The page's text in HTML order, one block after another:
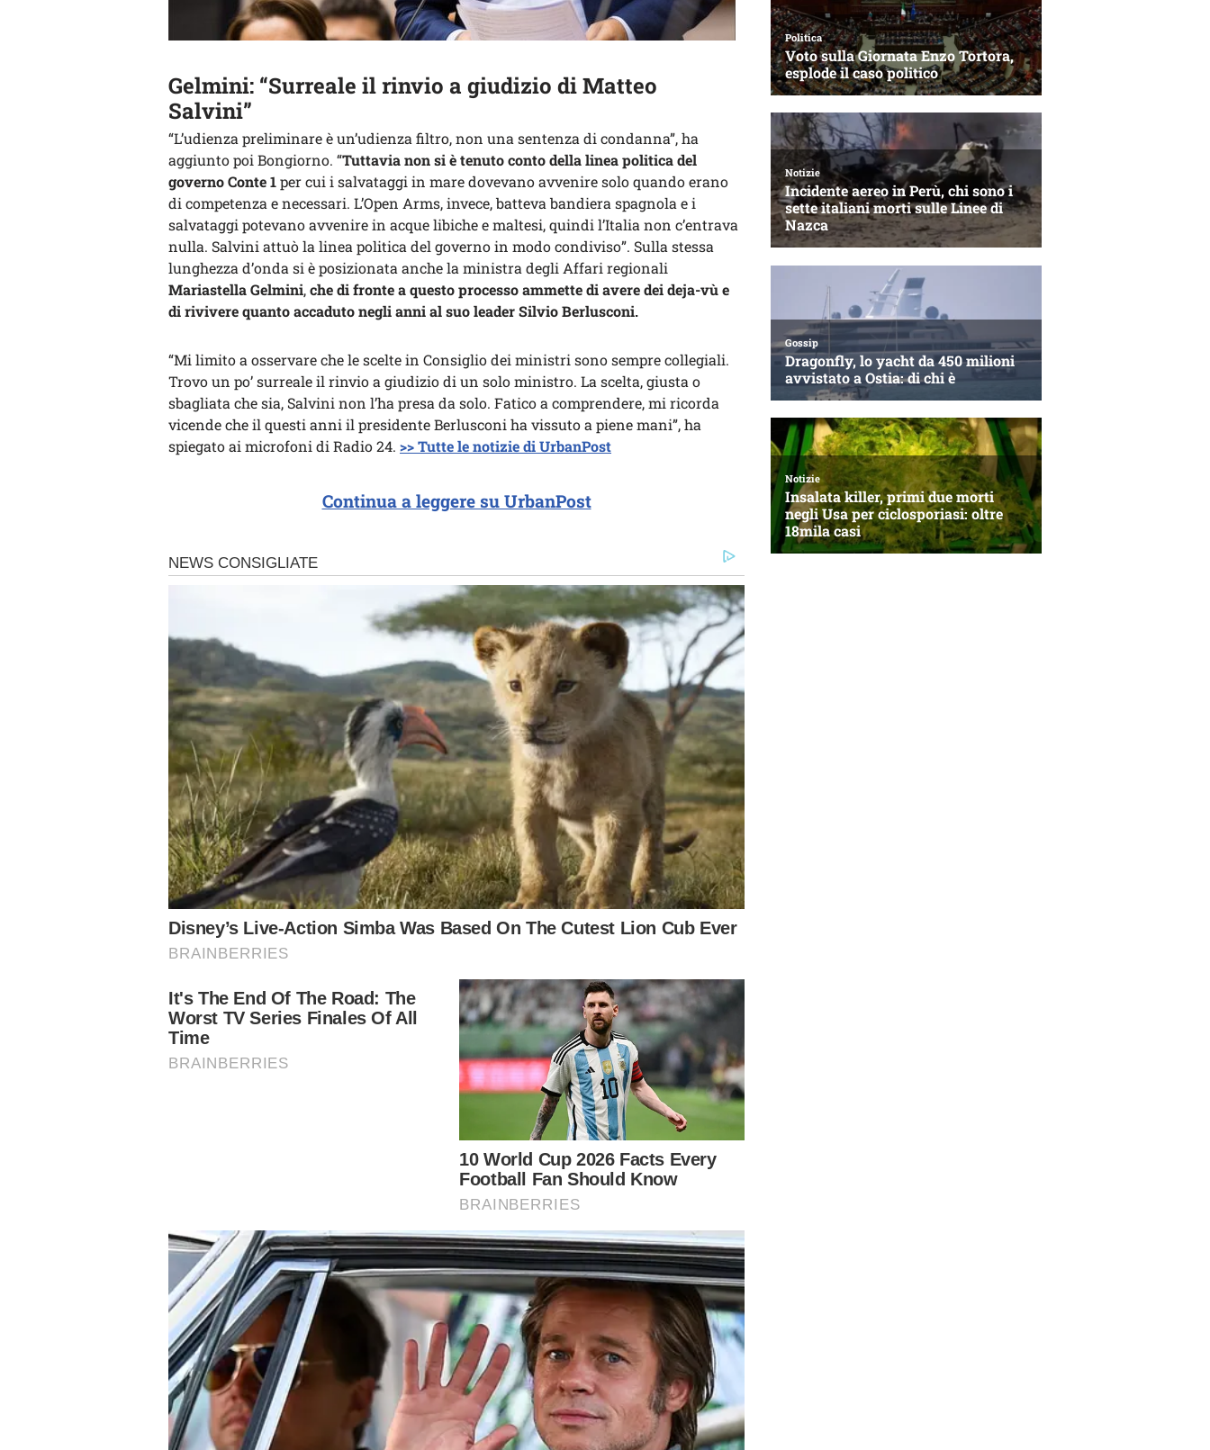
Gelmini: “Surreale il rinvio a giudizio di Matteo
Salvini”
“L’udienza preliminare è un’udienza filtro, non una sentenza di condanna”, ha
aggiunto poi Bongiorno. “Tuttavia non si è tenuto conto della linea politica del
governo Conte 1per cui i salvataggi in mare dovevano avvenire solo quando erano
di competenza e necessari. L’Open Arms, invece, batteva bandiera spagnola e i
salvataggi potevano avvenire in acque libiche e maltesi, quindi l’Italia non c’entrava
nulla. Salvini attuò la linea politica del governo in modo condiviso”. Sulla stessa
lunghezza d’onda si è posizionata anche la ministra degli Affari regionali
Mariastella Gelmini,che di fronte a questo processo ammette di avere dei deja-vù e
di rivivere quanto accaduto negli anni al suo leader Silvio Berlusconi.
“Mi limito a osservare che le scelte in Consiglio dei ministri sono sempre collegiali.
Trovo un po’ surreale il rinvio a giudizio di un solo ministro. La scelta, giusta o
sbagliata che sia, Salvini non l’ha presa da solo. Fatico a comprendere, mi ricorda
vicende che il questi anni il presidente Berlusconi ha vissuto a piene mani”, ha
spiegato ai microfoni di Radio 24. >> Tutte le notizie di UrbanPost
Continua a leggere su UrbanPost